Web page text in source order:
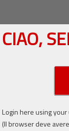
CIAO,
Login here using
(Il browser deve